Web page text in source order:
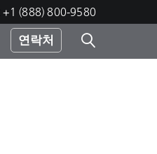
+1 (888) 800-9580
연락처